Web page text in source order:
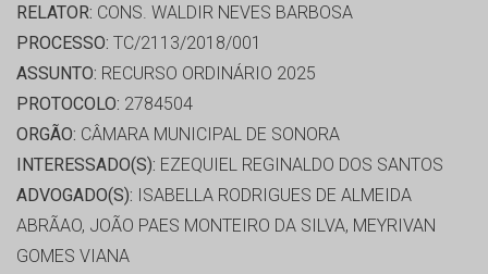
RELATOR: CONS. WALDIR NEVES BARBOSA
PROCESSO: TC/2113/2018/001
ASSUNTO: RECURSO ORDINÁRIO 2025
PROTOCOLO: 2784504
ORGÃO: CÂMARA MUNICIPAL DE SONORA
INTERESSADO(S): EZEQUIEL REGINALDO DOS SANTOS
ADVOGADO(S): ISABELLA RODRIGUES DE ALMEIDA
ABRÃAO, JOÃO PAES MONTEIRO DA SILVA, MEYRIVAN
GOMES VIANA